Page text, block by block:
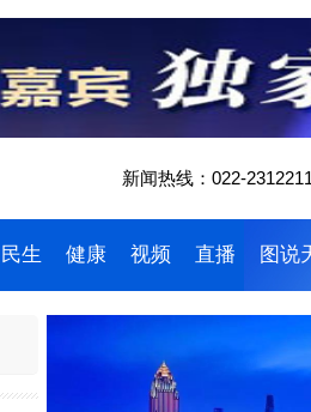
新闻热线：022-
民生 健康 视频 直播 图说